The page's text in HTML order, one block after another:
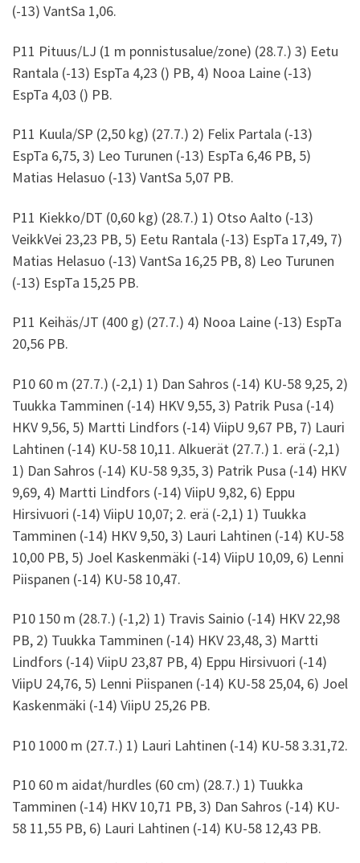
(-13) VantSa 1,06.
P11 Pituus/LJ (1 m ponnistusalue/zone) (28.7.) 3) Eetu
Rantala (-13) EspTa 4,23 () PB, 4) Nooa Laine (-13)
EspTa 4,03 () PB.
P11 Kuula/SP (2,50 kg) (27.7.) 2) Felix Partala (-13)
EspTa 6,75, 3) Leo Turunen (-13) EspTa 6,46 PB, 5)
Matias Helasuo (-13) VantSa 5,07 PB.
P11 Kiekko/DT (0,60 kg) (28.7.) 1) Otso Aalto (-13)
VeikkVei 23,23 PB, 5) Eetu Rantala (-13) EspTa 17,49, 7)
Matias Helasuo (-13) VantSa 16,25 PB, 8) Leo Turunen
(-13) EspTa 15,25 PB.
P11 Keihäs/JT (400 g) (27.7.) 4) Nooa Laine (-13) EspTa
20,56 PB.
P10 60 m (27.7.) (-2,1) 1) Dan Sahros (-14) KU-58 9,25, 2)
Tuukka Tamminen (-14) HKV 9,55, 3) Patrik Pusa (-14)
HKV 9,56, 5) Martti Lindfors (-14) ViipU 9,67 PB, 7) Lauri
Lahtinen (-14) KU-58 10,11. Alkuerät (27.7.) 1. erä (-2,1)
1) Dan Sahros (-14) KU-58 9,35, 3) Patrik Pusa (-14) HKV
9,69, 4) Martti Lindfors (-14) ViipU 9,82, 6) Eppu
Hirsivuori (-14) ViipU 10,07; 2. erä (-2,1) 1) Tuukka
Tamminen (-14) HKV 9,50, 3) Lauri Lahtinen (-14) KU-58
10,00 PB, 5) Joel Kaskenmäki (-14) ViipU 10,09, 6) Lenni
Piispanen (-14) KU-58 10,47.
P10 150 m (28.7.) (-1,2) 1) Travis Sainio (-14) HKV 22,98
PB, 2) Tuukka Tamminen (-14) HKV 23,48, 3) Martti
Lindfors (-14) ViipU 23,87 PB, 4) Eppu Hirsivuori (-14)
ViipU 24,76, 5) Lenni Piispanen (-14) KU-58 25,04, 6) Joel
Kaskenmäki (-14) ViipU 25,26 PB.
P10 1000 m (27.7.) 1) Lauri Lahtinen (-14) KU-58 3.31,72.
P10 60 m aidat/hurdles (60 cm) (28.7.) 1) Tuukka
Tamminen (-14) HKV 10,71 PB, 3) Dan Sahros (-14) KU-
58 11,55 PB, 6) Lauri Lahtinen (-14) KU-58 12,43 PB.